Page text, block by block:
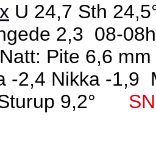
U 24,7 Sth
2,3 08-08h
Natt: Pite 6,6 mm
-2,4 Nikka -1,9
9,2°